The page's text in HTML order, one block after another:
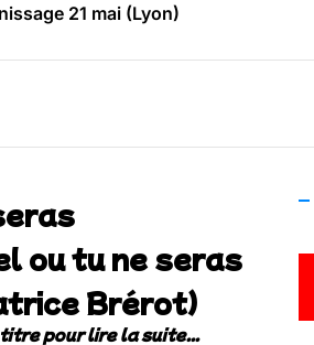
21 mai (Lyon)
18 juillet (Vaulx-en-Velin)
ou tu ne seras
Brérot)